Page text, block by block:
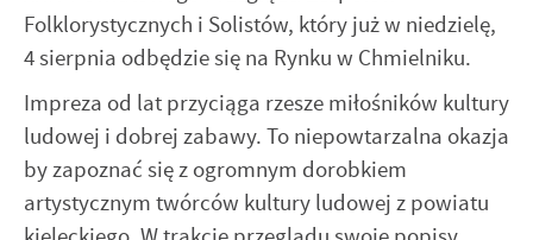
Folklorystycznych i Solistów, który już w niedzielę,
4 sierpnia odbędzie się na Rynku w Chmielniku.
Impreza od lat przyciąga rzesze miłośników kultury
ludowej i dobrej zabawy. To niepowtarzalna okazja
by zapoznać się z ogromnym dorobkiem
artystycznym twórców kultury ludowej z powiatu
Cookies analityczne pozwalają na uzyskanie informacji w
zakresie wykorzystywania witryny internetowej, miejsca oraz
częstotliwości, z jaką odwiedzane są nasze serwisy www. Dane
pozwalają nam na ocenę naszych serwisów internetowych pod
względem ich popularności wśród użytkowników. Zgromadzone
informacje są przetwarzane w formie zanonimizowanej.
Wyrażenie zgody na analityczne pliki cookies gwarantuje
dostępność wszystkich funkcjonalności.
Więcej
Reklamowe
Dzięki reklamowym plikom cookies prezentujemy Ci
najciekawsze informacje i aktualności na stronach naszych
partnerów.
Promocyjne pliki cookies służą do prezentowania Ci naszych
Więcej